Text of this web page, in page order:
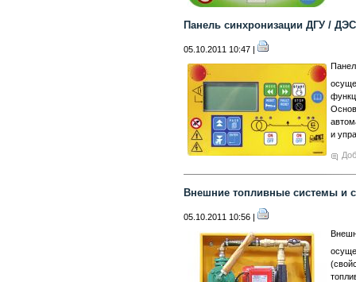
Панель синхронизации ДГУ / ДЭС
05.10.2011 10:47 |
и
Внешние топливные системы и
05.10.2011 10:56 |